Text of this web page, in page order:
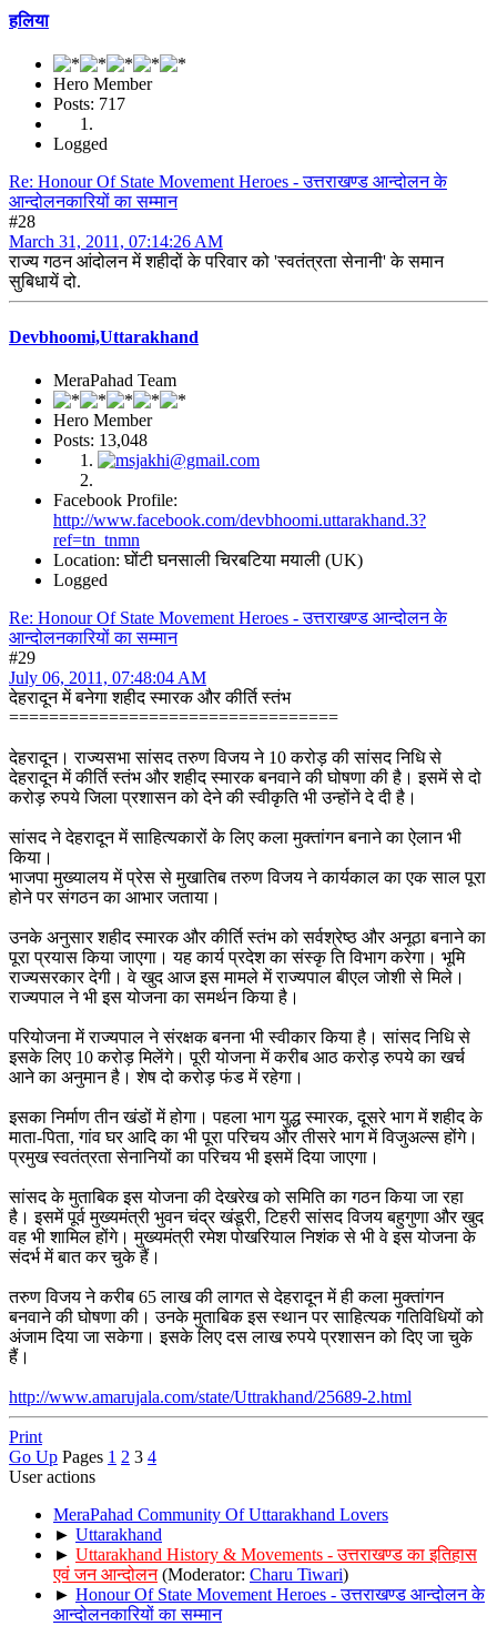
हलिया
Hero Member
Posts: 717
Logged
Re: Honour Of State Movement Heroes - उत्तराखण्ड आन्दोलन के
आन्दोलनकारियों का सम्मान
#28
March 31, 2011, 07:14:26 AM
राज्य गठन आंदोलन में शहीदों के परिवार को 'स्वतंत्रता सेनानी' के समान
सुबिधायें दो.
Devbhoomi,Uttarakhand
MeraPahad Team
Hero Member
Posts: 13,048
Facebook Profile:
http://www.facebook.com/devbhoomi.uttarakhand.3?
ref=tn_tnmn
Location: घोंटी घनसाली चिरबटिया मयाली (UK)
Logged
Re: Honour Of State Movement Heroes - उत्तराखण्ड आन्दोलन के
आन्दोलनकारियों का सम्मान
#29
July 06, 2011, 07:48:04 AM
देहरादून में बनेगा शहीद स्मारक और कीर्ति स्तंभ
=================================
देहरादून। राज्यसभा सांसद तरुण विजय ने 10 करोड़ की सांसद निधि से
देहरादून में कीर्ति स्तंभ और शहीद स्मारक बनवाने की घोषणा की है। इसमें से दो
करोड़ रुपये जिला प्रशासन को देने की स्वीकृति भी उन्होंने दे दी है।
सांसद ने देहरादून में साहित्यकारों के लिए कला मुक्तांगन बनाने का ऐलान भी
किया।
भाजपा मुख्यालय में प्रेस से मुखातिब तरुण विजय ने कार्यकाल का एक साल पूरा
होने पर संगठन का आभार जताया।
उनके अनुसार शहीद स्मारक और कीर्ति स्तंभ को सर्वश्रेष्ठ और अनूठा बनाने का
पूरा प्रयास किया जाएगा। यह कार्य प्रदेश का संस्कृ ति विभाग करेगा। भूमि
राज्यसरकार देगी। वे खुद आज इस मामले में राज्यपाल बीएल जोशी से मिले।
राज्यपाल ने भी इस योजना का समर्थन किया है।
परियोजना में राज्यपाल ने संरक्षक बनना भी स्वीकार किया है। सांसद निधि से
इसके लिए 10 करोड़ मिलेंगे। पूरी योजना में करीब आठ करोड़ रुपये का खर्च
आने का अनुमान है। शेष दो करोड़ फंड में रहेगा।
इसका निर्माण तीन खंडों में होगा। पहला भाग युद्ध स्मारक, दूसरे भाग में शहीद के
माता-पिता, गांव घर आदि का भी पूरा परिचय और तीसरे भाग में विजुअल्स होंगे।
प्रमुख स्वतंत्रता सेनानियों का परिचय भी इसमें दिया जाएगा।
सांसद के मुताबिक इस योजना की देखरेख को समिति का गठन किया जा रहा
है। इसमें पूर्व मुख्यमंत्री भुवन चंद्र खंडूरी, टिहरी सांसद विजय बहुगुणा और खुद
वह भी शामिल होंगे। मुख्यमंत्री रमेश पोखरियाल निशंक से भी वे इस योजना के
संदर्भ में बात कर चुके हैं।
तरुण विजय ने करीब 65 लाख की लागत से देहरादून में ही कला मुक्तांगन
बनवाने की घोषणा की। उनके मुताबिक इस स्थान पर साहित्यक गतिविधियों को
अंजाम दिया जा सकेगा। इसके लिए दस लाख रुपये प्रशासन को दिए जा चुके
हैं।
http://www.amarujala.com/state/Uttrakhand/25689-2.html
Print
Go Up Pages 1 2 3 4
User actions
MeraPahad Community Of Uttarakhand Lovers
► Uttarakhand
► Uttarakhand History & Movements - उत्तराखण्ड का इतिहास
एवं जन आन्दोलन (Moderator: Charu Tiwari)
► Honour Of State Movement Heroes - उत्तराखण्ड आन्दोलन के
आन्दोलनकारियों का सम्मान